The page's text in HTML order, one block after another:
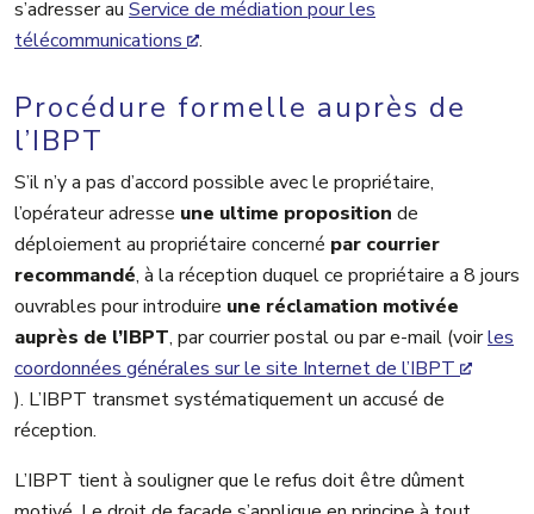
s’adresser au Service de médiation pour les
télécommunications
.
Procédure formelle auprès de
l’IBPT
S’il n’y a pas d’accord possible avec le propriétaire,
l’opérateur adresse une ultime proposition de
déploiement au propriétaire concerné par courrier
recommandé, à la réception duquel ce propriétaire a 8 jours
ouvrables pour introduire une réclamation motivée
auprès de l’IBPT, par courrier postal ou par e-mail (voirles
coordonnées générales sur le site Internet de l’IBPT
). L’IBPT transmet systématiquement un accusé de
réception.
L’IBPT tient à souligner que le refus doit être dûment